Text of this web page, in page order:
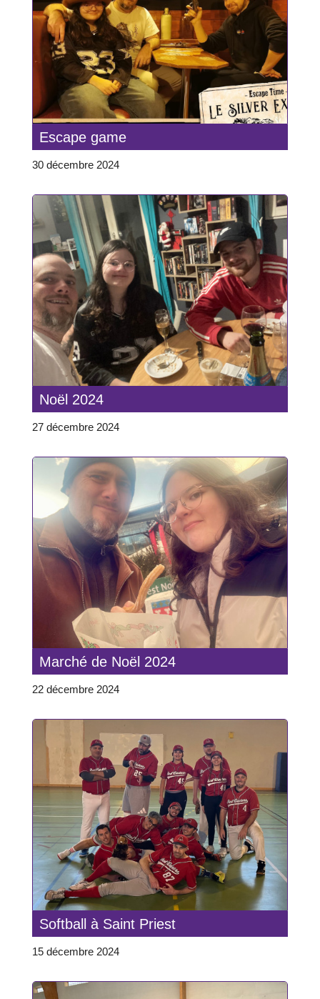
Escape game
30 décembre 2024
Noël 2024
27 décembre 2024
Marché de Noël 2024
22 décembre 2024
Softball à Saint Priest
15 décembre 2024